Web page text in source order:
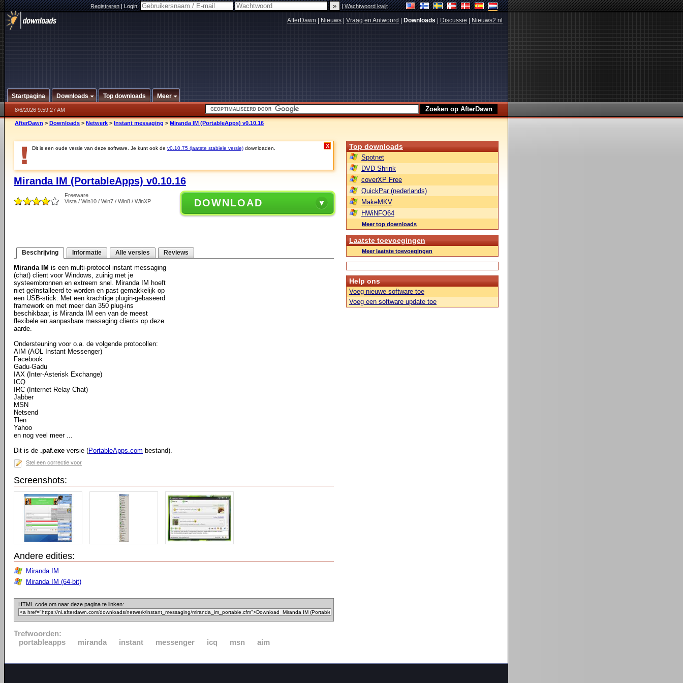
Registreren|Login: |Wachtwoord kwijt
AfterDawn Nieuws Vraag en Antwoord Downloads Discussie Nieuws2.nl
Startpagina Downloads Top downloads Meer
8/6/2026 9:59:27 AM
AfterDawn > Downloads > Netwerk > Instant messaging > Miranda IM (PortableApps) v0.10.16
Dit is een oude versie van deze software. Je kunt ook de v0.10.75 (laatste stabiele versie) downloaden. X
Miranda IM (PortableApps) v0.10.16
Freeware
Vista / Win10 / Win7 / Win8 / WinXP
DOWNLOAD
Beschrijving Informatie Alle versies Reviews
Miranda IM is een multi-protocol instant messaging
(chat) client voor Windows, zuinig met je
systeembronnen en extreem snel. Miranda IM hoeft
niet geïnstalleerd te worden en past gemakkelijk op
een USB-stick. Met een krachtige plugin-gebaseerd
framework en met meer dan 350 plug-ins
beschikbaar, is Miranda IM een van de meest
flexibele en aanpasbare messaging clients op deze
aarde.
Ondersteuning voor o.a. de volgende protocollen:
AIM (AOL Instant Messenger)
Facebook
Gadu-Gadu
IAX (Inter-Asterisk Exchange)
ICQ
IRC (Internet Relay Chat)
Jabber
MSN
Netsend
Tlen
Yahoo
en nog veel meer ...
Dit is de .paf.exe versie (PortableApps.com bestand).
Stel een correctie voor
Screenshots:
Andere edities:
Miranda IM
Miranda IM (64-bit)
HTML code om naar deze pagina te linken:
Trefwoorden:
portableapps
miranda instant messenger icq msn aim
Top downloads
Spotnet
DVD Shrink
coverXP Free
QuickPar (nederlands)
MakeMKV
HWiNFO64
Meer top downloads
Laatste toevoegingen
Meer laatste toevoegingen
Help ons
Voeg nieuwe software toe
Voeg een software update toe